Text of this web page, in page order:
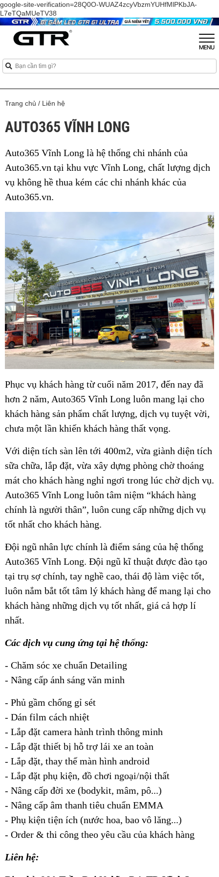
google-site-verification=28Q0O-WUAZ4zcyVbzmYUHfMlPKbJA-
L7eTQaMUeTV38
Trang chủ / Liên hệ
AUTO365 VĨNH LONG
Auto365 Vĩnh Long là hệ thống chi nhánh của
Auto365.vn tại khu vực Vĩnh Long, chất lượng dịch
vụ không hề thua kém các chi nhánh khác của
Auto365.vn.
Phục vụ khách hàng từ cuối năm 2017, đến nay đã
hơn 2 năm, Auto365 Vĩnh Long luôn mang lại cho
khách hàng sản phẩm chất lượng, dịch vụ tuyệt vời,
chưa một lần khiến khách hàng thất vọng.
Với diện tích sàn lên tới 400m2, vừa giành diện tích
sữa chữa, lắp đặt, vừa xây dựng phòng chờ thoáng
mát cho khách hàng nghỉ ngơi trong lúc chờ dịch vụ.
Auto365 Vĩnh Long luôn tâm niệm “khách hàng
chính là người thân”, luôn cung cấp những dịch vụ
tốt nhất cho khách hàng.
Đội ngũ nhân lực chính là điểm sáng của hệ thống
Auto365 Vĩnh Long. Đội ngũ kĩ thuật được đào tạo
tại trụ sợ chính, tay nghề cao, thái độ làm việc tốt,
luôn nắm bắt tốt tâm lý khách hàng để mang lại cho
khách hàng những dịch vụ tốt nhất, giá cả hợp lí
nhất.
Các dịch vụ cung ứng tại hệ thống:
- Chăm sóc xe chuẩn Detailing
- Nâng cấp ánh sáng văn minh
- Phủ gầm chống gỉ sét
- Dán film cách nhiệt
- Lắp đặt camera hành trình thông minh
- Lắp đặt thiết bị hỗ trợ lái xe an toàn
- Lắp đặt, thay thế màn hình android
- Lắp đặt phụ kiện, đồ chơi ngoại/nội thất
- Nâng cấp đời xe (bodykit, mâm, pô...)
- Nâng cấp âm thanh tiêu chuẩn EMMA
- Phụ kiện tiện ích (nước hoa, bao vô lăng...)
- Order & thi công theo yêu cầu của khách hàng
Liên hệ: